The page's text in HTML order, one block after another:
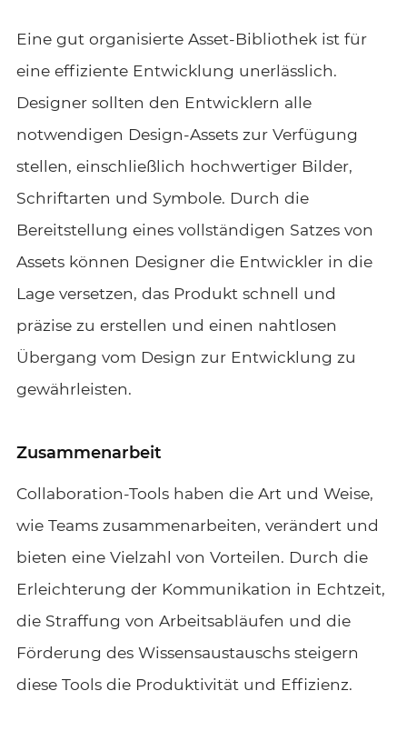
Eine gut organisierte Asset-Bibliothek ist für
eine effiziente Entwicklung unerlässlich.
Designer sollten den Entwicklern alle
notwendigen Design-Assets zur Verfügung
stellen, einschließlich hochwertiger Bilder,
Schriftarten und Symbole. Durch die
Bereitstellung eines vollständigen Satzes von
Assets können Designer die Entwickler in die
Lage versetzen, das Produkt schnell und
präzise zu erstellen und einen nahtlosen
Übergang vom Design zur Entwicklung zu
gewährleisten.
Zusammenarbeit
Collaboration-Tools haben die Art und Weise,
wie Teams zusammenarbeiten, verändert und
bieten eine Vielzahl von Vorteilen. Durch die
Erleichterung der Kommunikation in Echtzeit,
die Straffung von Arbeitsabläufen und die
Förderung des Wissensaustauschs steigern
diese Tools die Produktivität und Effizienz.